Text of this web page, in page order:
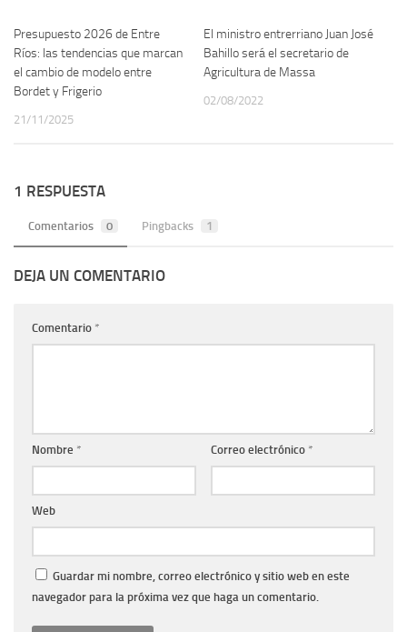
Presupuesto 2026 de Entre
Ríos: las tendencias que marcan
el cambio de modelo entre
Bordet y Frigerio
21/11/2025
El ministro entrerriano Juan José
Bahillo será el secretario de
Agricultura de Massa
02/08/2022
1 RESPUESTA
Comentarios 0 Pingbacks 1
DEJA UN COMENTARIO
Comentario *
Nombre * Correo electrónico *
Web
Guardar mi nombre, correo electrónico y sitio web en este
navegador para la próxima vez que haga un comentario.